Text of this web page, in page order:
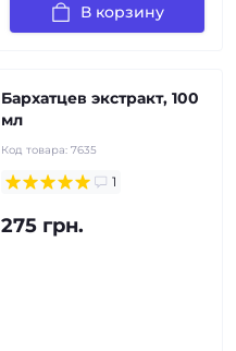
В корзину
Бархатцев экстракт, 100
мл
Код товара: 7635
1
275 грн.